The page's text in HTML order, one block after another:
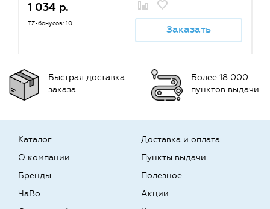
1 034 р.
TZ-бонусов: 10 Заказать
Быстрая доставка
заказа
Более 18 000
пунктов выдачи
Каталог
О компании
Бренды
Доставка и оплата
Пункты выдачи
Полезное
ЧаВо
Акции